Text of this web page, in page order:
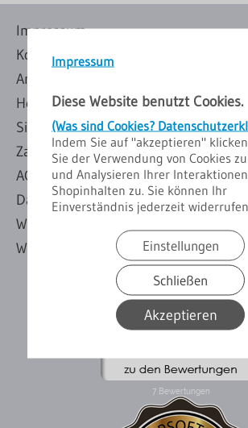
Impressum
Diese Website benutzt Cookies.
(Was sind Cookies?
Indem Sie auf "akzeptieren"
Sie der Verwendung von Cookies
und Analysieren Ihrer
Shopinhalten zu. Sie können Ihr
Einverständnis jederzeit
Einstellungen
Schließen
Akzeptieren
Impressum
Kontakt
Anmelden
Herstellerverzeichniss
Sitemap
Zahlung & Versand
AGB & Kundeninfo
Datenschutzerklärung
Widerrufsrecht Paketversand
Widerrufsrecht Spedition